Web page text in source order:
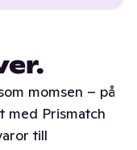
momsen – på
med Prismatch
till